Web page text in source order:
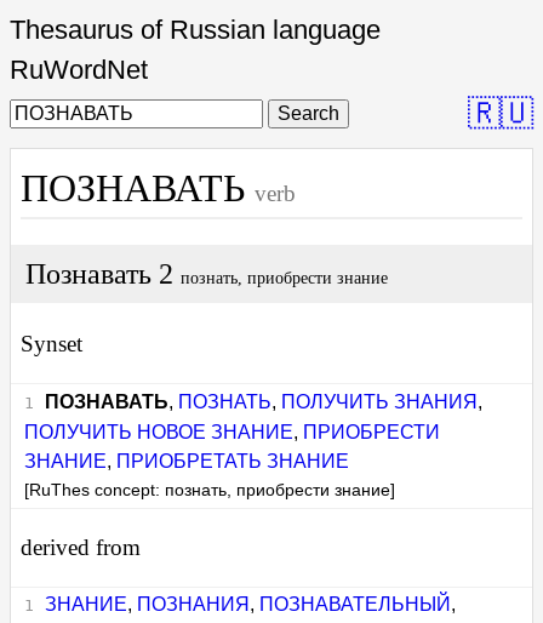
Thesaurus of Russian language
RuWordNet
Search 🇷🇺
ПОЗНАВАТЬ verb
Познавать 2 познать, приобрести знание
Synset
ПОЗНАВАТЬ, ПОЗНАТЬ, ПОЛУЧИТЬ ЗНАНИЯ ,
ПОЛУЧИТЬ НОВОЕ ЗНАНИЕ, ПРИОБРЕСТИ
ЗНАНИЕ, ПРИОБРЕТАТЬ ЗНАНИЕ
[RuThes concept: познать, приобрести знание]
derived from
ЗНАНИЕ, ПОЗНАНИЯ , ПОЗНАВАТЕЛЬНЫЙ ,